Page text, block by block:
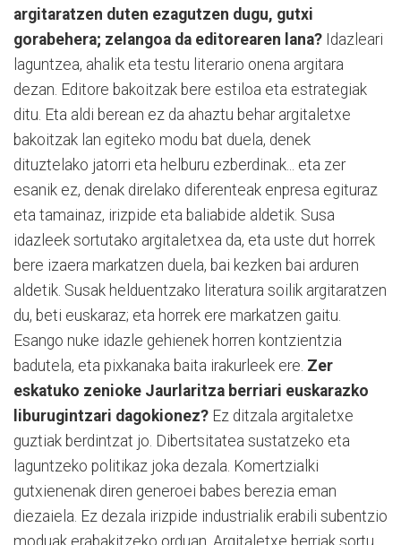
argitaratzen duten ezagutzen dugu, gutxi
gorabehera; zelangoa da editorearen lana? Idazleari
laguntzea, ahalik eta testu literario onena argitara
dezan. Editore bakoitzak bere estiloa eta estrategiak
ditu. Eta aldi berean ez da ahaztu behar argitaletxe
bakoitzak lan egiteko modu bat duela, denek
dituztelako jatorri eta helburu ezberdinak... eta zer
esanik ez, denak direlako diferenteak enpresa egituraz
eta tamainaz, irizpide eta baliabide aldetik. Susa
idazleek sortutako argitaletxea da, eta uste dut horrek
bere izaera markatzen duela, bai kezken bai arduren
aldetik. Susak helduentzako literatura soilik argitaratzen
du, beti euskaraz; eta horrek ere markatzen gaitu.
Esango nuke idazle gehienek horren kontzientzia
badutela, eta pixkanaka baita irakurleek ere. Zer
eskatuko zenioke Jaurlaritza berriari euskarazko
liburugintzari dagokionez? Ez ditzala argitaletxe
guztiak berdintzat jo. Dibertsitatea sustatzeko eta
laguntzeko politikaz joka dezala. Komertzialki
gutxienenak diren generoei babes berezia eman
diezaiela. Ez dezala irizpide industrialik erabili subentzio